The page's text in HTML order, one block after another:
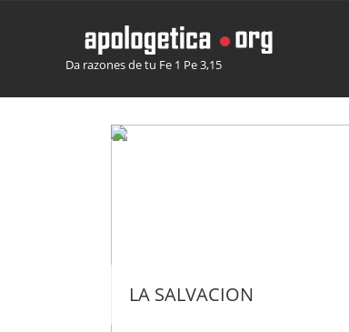
Da razones de tu Fe 1 Pe 3,15
LA SALVACION